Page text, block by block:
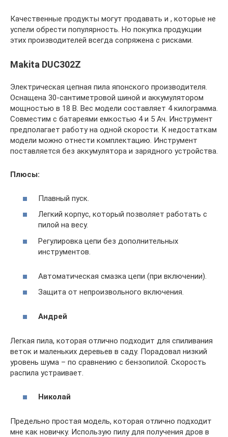
Качественные продукты могут продавать и , которые не
успели обрести популярность. Но покупка продукции
этих производителей всегда сопряжена с рисками.
Makita DUC302Z
Электрическая цепная пила японского производителя.
Оснащена 30-сантиметровой шиной и аккумулятором
мощностью в 18 В. Вес модели составляет 4 килограмма.
Совместим с батареями емкостью 4 и 5 Ач. Инструмент
предполагает работу на одной скорости. К недостаткам
модели можно отнести комплектацию. Инструмент
поставляется без аккумулятора и зарядного устройства.
Плюсы:
Плавный пуск.
Легкий корпус, который позволяет работать с
пилой на весу.
Регулировка цепи без дополнительных
инструментов.
Автоматическая смазка цепи (при включении).
Защита от непроизвольного включения.
Андрей
Легкая пила, которая отлично подходит для спиливания
веток и маленьких деревьев в саду. Порадовал низкий
уровень шума – по сравнению с бензопилой. Скорость
распила устраивает.
Николай
Предельно простая модель, которая отлично подходит
мне как новичку. Использую пилу для получения дров в